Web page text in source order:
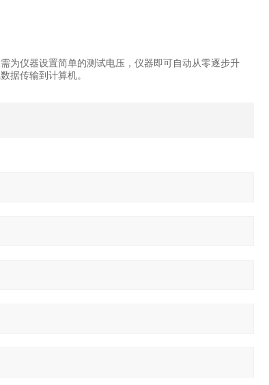
为仪器设置简单的测试电压，仪器即可自动从零逐步升
据传输到计算机。